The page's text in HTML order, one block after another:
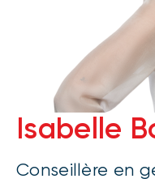
Isabelle
Conseillère en